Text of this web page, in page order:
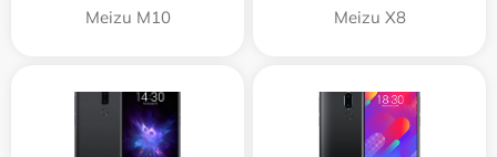
Meizu M10 Meizu X8